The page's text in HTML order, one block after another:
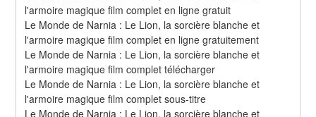
l'armoire magique film complet en ligne gratuit
Le Monde de Narnia : Le Lion, la sorcière blanche et
l'armoire magique film complet en ligne gratuitement
Le Monde de Narnia : Le Lion, la sorcière blanche et
l'armoire magique film complet télécharger
Le Monde de Narnia : Le Lion, la sorcière blanche et
l'armoire magique film complet sous-titre
Le Monde de Narnia : Le Lion, la sorcière blanche et